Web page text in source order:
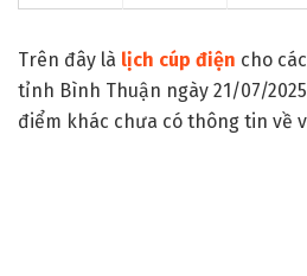
Trên đây là lịch cúp điện cho
tỉnh Bình Thuận ngày 21/07/
điểm khác chưa có thông tin về